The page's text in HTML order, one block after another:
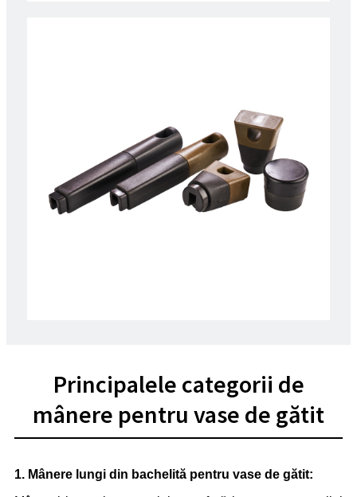
Principalele categorii de
mânere pentru vase de gătit
1. Mânere lungi din bachelită pentru vase de gătit: